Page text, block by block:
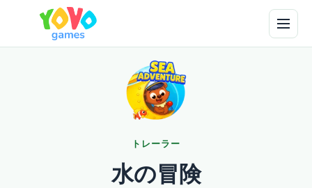
トレーラー
水の冒険